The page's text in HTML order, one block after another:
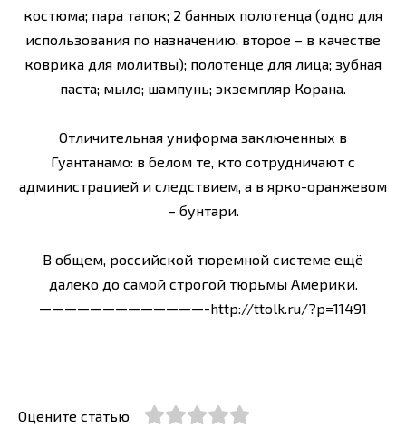
костюма; пара тапок; 2 банных полотенца (одно для
использования по назначению, второе – в качестве
коврика для молитвы); полотенце для лица; зубная
паста; мыло; шампунь; экземпляр Корана.
Отличительная униформа заключенных в
Гуантанамо: в белом те, кто сотрудничают с
администрацией и следствием, а в ярко-оранжевом
– бунтари.
В общем, российской тюремной системе ещё
далеко до самой строгой тюрьмы Америки.
—————————————-http://ttolk.ru/?p=11491
Оцените статью